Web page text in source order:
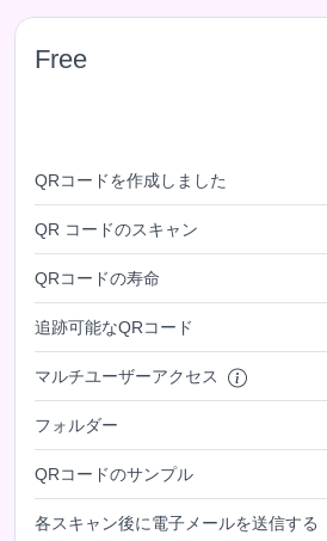
Free
QRコードを作成しました
QR コードのスキャン
QRコードの寿命
追跡可能なQRコード
マルチユーザーアクセス
フォルダー
QRコードのサンプル
各スキャン後に電子メールを送信する